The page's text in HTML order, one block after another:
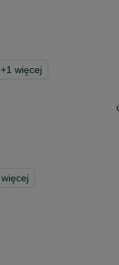
+1 więcej
więcej